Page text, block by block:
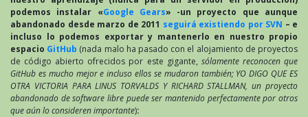
podemos instalar «Google Gears» -un proyecto que aunque
abandonado desde marzo de 2011 seguirá existiendo por SVN – e
incluso lo podemos exportar y mantenerlo en nuestro propio
espacio GitHub (nada malo ha pasado con el alojamiento de proyectos
de código abierto ofrecidos por este gigante, sólamente reconocen que
GitHub es mucho mejor e incluso ellos se mudaron también; YO DIGO QUE ES
OTRA VICTORIA PARA LINUS TORVALDS Y RICHARD STALLMAN, un proyecto
abandonado de software libre puede ser mantenido perfectamente por otros
que aún lo consideren importante):